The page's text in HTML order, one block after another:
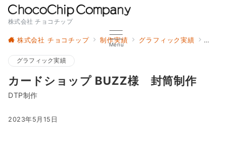
株式会社 チョコチップ
Menu
株式会社 チョコチップ 制作実績 グラフィック実績 カー
グラフィック実績
カードショップ BUZZ様 封筒制作
DTP制作
2023年5月15日